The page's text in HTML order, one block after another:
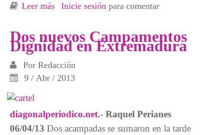
Leer más sobre Marcha Plasencia-Mérida: Por la Renta
desahucios
Inicie sesión para comentar
Dos nuevos Campamentos
Dignidad en Extremadura
Por Redacción
9 / Abr / 2013
diagonalperiodico.net.- Raquel Perianes
06/04/13 Dos acampadas se sumaron en la tarde